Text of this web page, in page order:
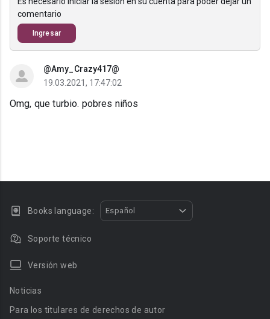
comentario
Ingresar
@Amy_Crazy417@
19.03.2021, 17:47:02
Omg, que turbio. pobres niños
Books language: Español
Soporte técnico
Versión web
Noticias
Para los titulares de derechos de autor